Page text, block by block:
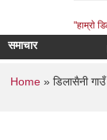
"हाम्राे
समाचार
You are
Home» डिलासैनी गाउँ